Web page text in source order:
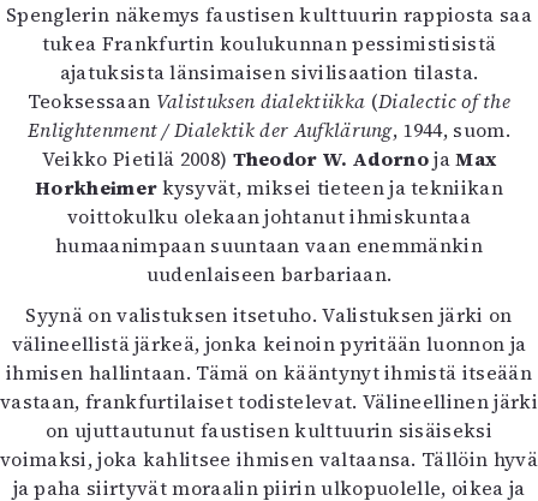
Spenglerin näkemys faustisen kulttuurin rappiosta saa
tukea Frankfurtin koulukunnan pessimistisistä
ajatuksista länsimaisen sivilisaation tilasta.
Teoksessaan Valistuksen dialektiikka (Dialectic of the
Enlightenment /Dialektik der Aufklärung, 1944, suom.
Veikko Pietilä 2008) Theodor W. AdornojaMax
Horkheimerkysyvät, miksei tieteen ja tekniikan
voittokulku olekaan johtanut ihmiskuntaa
humaanimpaan suuntaan vaan enemmänkin
uudenlaiseen barbariaan.
Syynä on valistuksen itsetuho. Valistuksen järki on
välineellistä järkeä, jonka keinoin pyritään luonnon ja
ihmisen hallintaan. Tämä on kääntynyt ihmistä itseään
vastaan, frankfurtilaiset todistelevat. Välineellinen järki
on ujuttautunut faustisen kulttuurin sisäiseksi
voimaksi, joka kahlitsee ihmisen valtaansa. Tällöin hyvä
ja paha siirtyvät moraalin piirin ulkopuolelle, oikea ja